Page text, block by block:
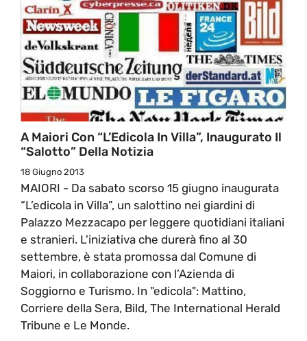
A Maiori Con “L’Edicola In Villa”, Inaugurato Il
“Salotto” Della Notizia
18 Giugno 2013
MAIORI - Da sabato scorso 15 giugno inaugurata
“L’edicola in Villa”, un salottino nei giardini di
Palazzo Mezzacapo per leggere quotidiani italiani
e stranieri. L'iniziativa che durerà fino al 30
settembre, è stata promossa dal Comune di
Maiori, in collaborazione con l’Azienda di
Soggiorno e Turismo. In "edicola": Mattino,
Corriere della Sera, Bild, The International Herald
Tribune e Le Monde.